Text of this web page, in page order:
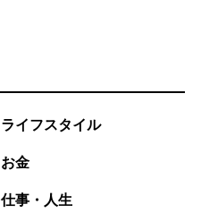
ライフスタイル
お金
仕事・人生